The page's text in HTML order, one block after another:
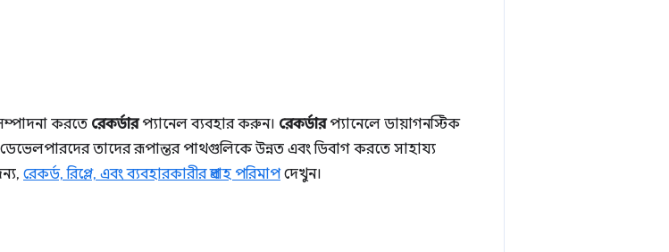
করতে রেকর্ডারপ্যানেল ব্যবহার করুন। রেকর্ডারপ্যানেলে ডায়াগনস্টিক
তাদের রূপান্তর পাথগুলিকে উন্নত এবং ডিবাগ করতে সাহায্য
রেকর্ড, রিপ্লে, এবং ব্যবহারকারীর প্রবাহ পরিমাপদেখুন।